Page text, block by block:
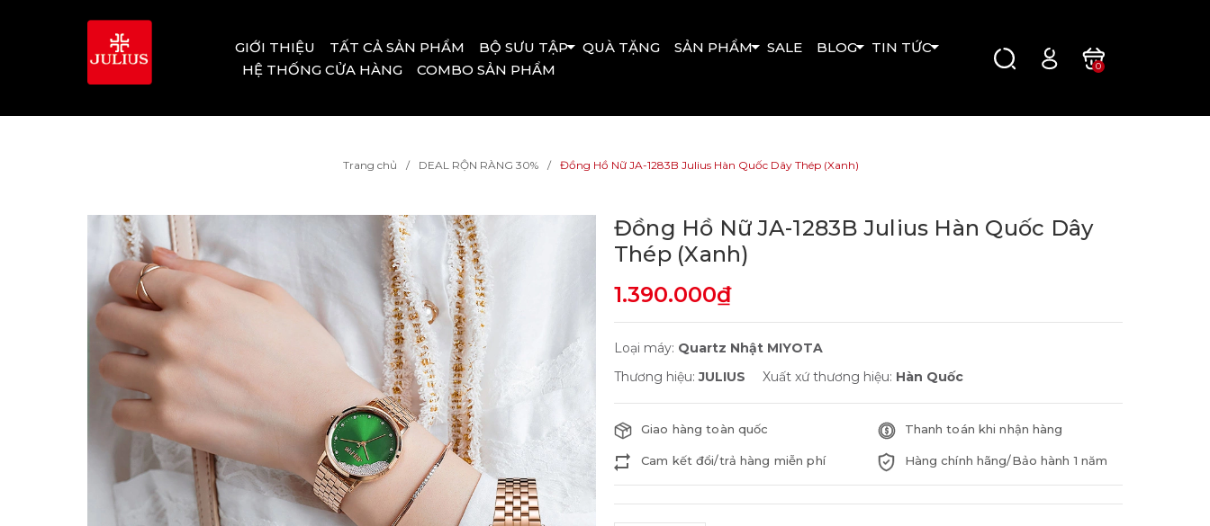
GIỚI THIỆU TẤT CẢ SẢN PHẨM BỘ SƯU TẬP QUÀ TẶNG SẢN PHẨM SALE BLOG
TIN TỨC
HỆ THỐNG CỬA HÀNG
COMBO SẢN PHẨM 0
Trang chủ DEAL RỘN RÀNG 30% Đồng Hồ Nữ JA-1283B Julius Hàn Quốc Dây Thép (Xanh)
Đồng Hồ Nữ JA-1283B Julius Hàn Quốc Dây
Thép (Xanh)
1.390.000₫
Loại máy: Quartz Nhật MIYOTA
Thương hiệu:JULIUS Xuất xứ thương hiệu: Hàn Quốc
Giao hàng toàn quốc Thanh toán khi nhận hàng
Cam kết đổi/trả hàng miễn phí Hàng chính hãng/Bảo hành 1 năm